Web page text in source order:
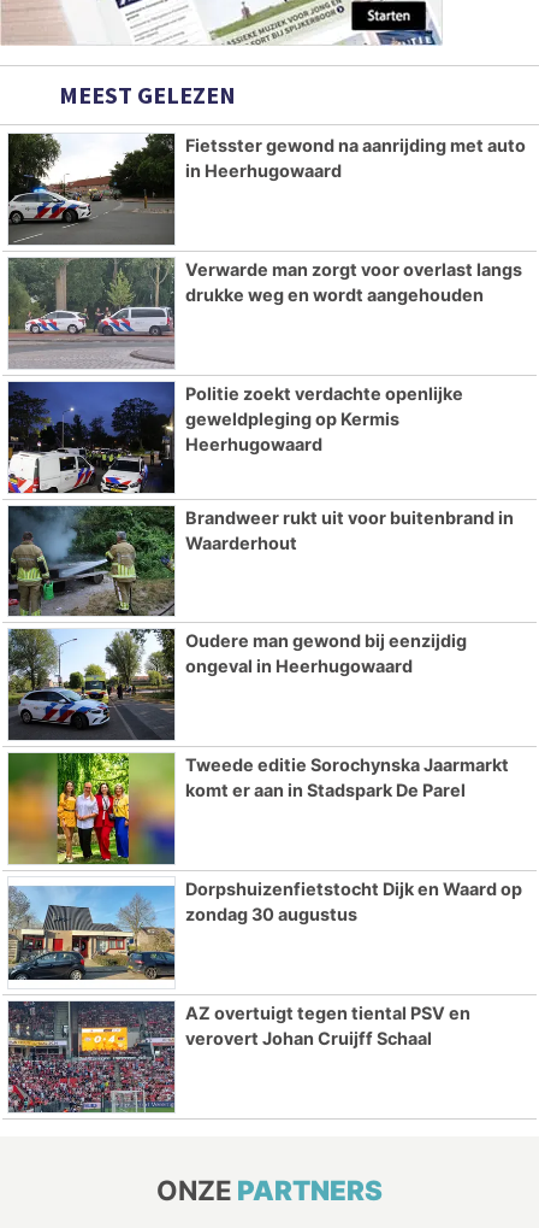
MEEST GELEZEN
Fietsster gewond na aanrijding met auto
in Heerhugowaard
Verwarde man zorgt voor overlast langs
drukke weg en wordt aangehouden
Politie zoekt verdachte openlijke
geweldpleging op Kermis
Heerhugowaard
Brandweer rukt uit voor buitenbrand in
Waarderhout
Oudere man gewond bij eenzijdig
ongeval in Heerhugowaard
Tweede editie Sorochynska Jaarmarkt
komt er aan in Stadspark De Parel
Dorpshuizenfietstocht Dijk en Waard op
zondag 30 augustus
AZ overtuigt tegen tiental PSV en
verovert Johan Cruijff Schaal
ONZE PARTNERS